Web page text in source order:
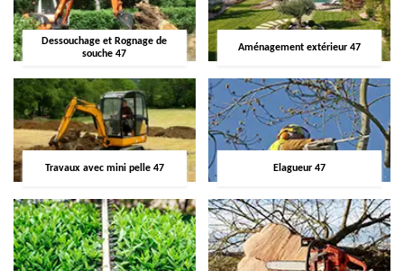
Dessouchage et Rognage de
souche 47
Aménagement extérieur 47
Travaux avec mini pelle 47 Elagueur 47